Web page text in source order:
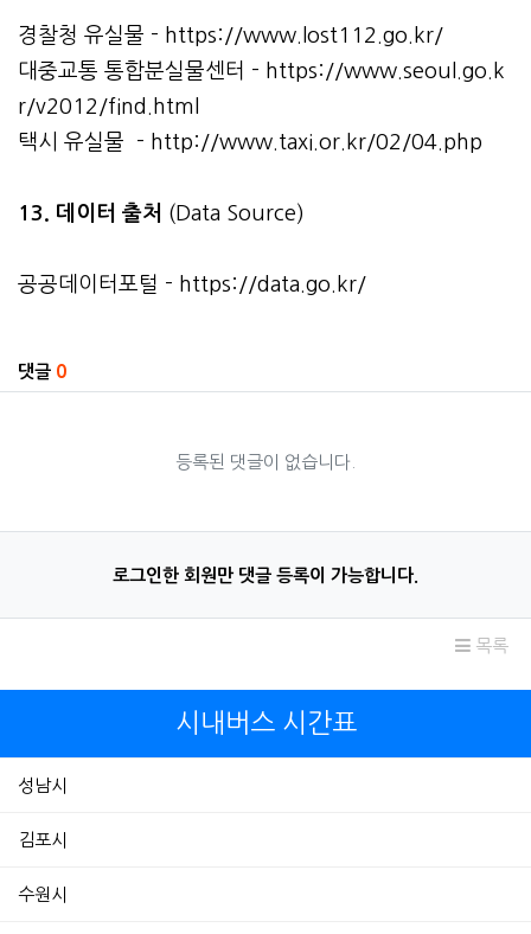
경찰청 유실물 - https://www.lost112.go.kr/
대중교통 통합분실물센터 - https://www.seoul.go.k
r/v2012/find.html
택시 유실물 - http://www.taxi.or.kr/02/04.php
13. 데이터 출처 (Data Source)
공공데이터포털 - https://data.go.kr/
댓글 0
등록된 댓글이 없습니다.
로그인한 회원만 댓글 등록이 가능합니다.
목록
시내버스 시간표
성남시
김포시
수원시